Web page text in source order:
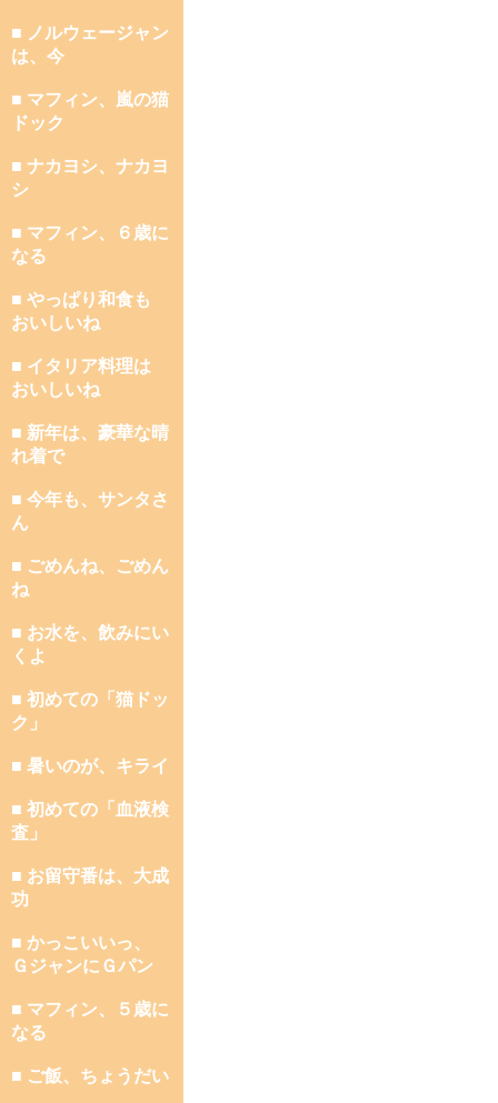
■ ノルウェージャン
は、今
■ マフィン、嵐の猫
ドック
■ ナカヨシ、ナカヨ
シ
■ マフィン、６歳に
なる
■ やっぱり和食も
おいしいね
■ イタリア料理は
おいしいね
■ 新年は、豪華な晴
れ着で
■ 今年も、サンタさ
ん
■ ごめんね、ごめん
ね
■ お水を、飲みにい
くよ
■ 初めての「猫ドッ
ク」
■ 暑いのが、キライ
■ 初めての「血液検
査」
■ お留守番は、大成
功
■ かっこいいっ、
ＧジャンにＧパン
■ マフィン、５歳に
なる
■ ご飯、ちょうだい